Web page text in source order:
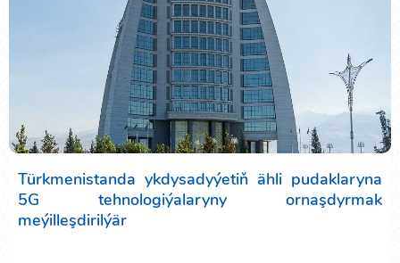
Türkmenistanda ykdysadyýetiň ähli pudaklaryna
5G tehnologiýalaryny ornaşdyrmak
meýilleşdirilýär